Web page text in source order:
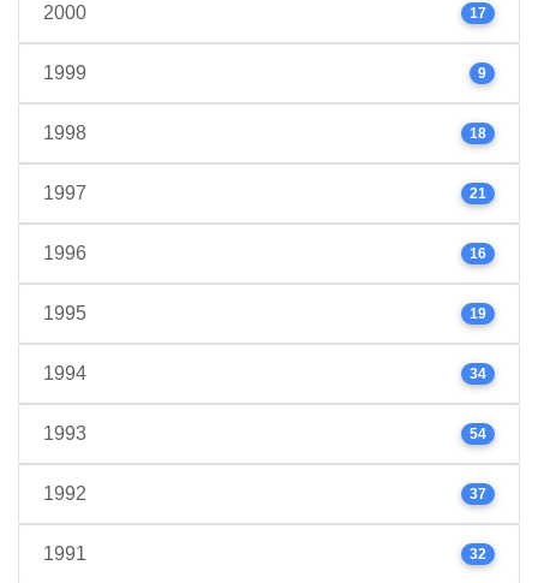
2000 17
1999 9
1998 18
1997 21
1996 16
1995 19
1994 34
1993 54
1992 37
1991 32